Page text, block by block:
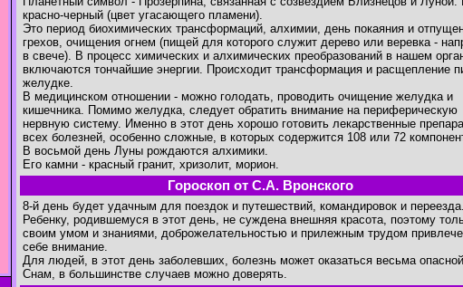
красно-черный (цвет угасающего пламени).
Это период биохимических трансформаций, алхимии, день покаяния и
грехов, очищения огнем (пищей для которого служит дерево или веревка -
в свече). В процесс химических и алхимических преобразований в нашем
включаются тончайшие энергии. Происходит трансформация и расщепление
желудке.
В медицинском отношении - можно голодать, проводить очищение желудка и
кишечника. Помимо желудка, следует обратить внимание на периферическую
нервную систему. Именно в этот день хорошо готовить лекарственные
всех болезней, особенно сложные, в которых содержится 108 или 72
В восьмой день Луны рождаются алхимики.
Его камни - красный гранит, хризолит, морион.
Гороскоп от С.А. Вронского
8-й день будет удачным для поездок и путешествий, командировок и переезда.
Ребенку, родившемуся в этот день, не суждена внешняя красота, поэтому
своим умом и знаниями, доброжелательностью и прилежным трудом
себе внимание.
Для людей, в этот день заболевших, болезнь может оказаться весьма
Снам, в большинстве случаев можно доверять.